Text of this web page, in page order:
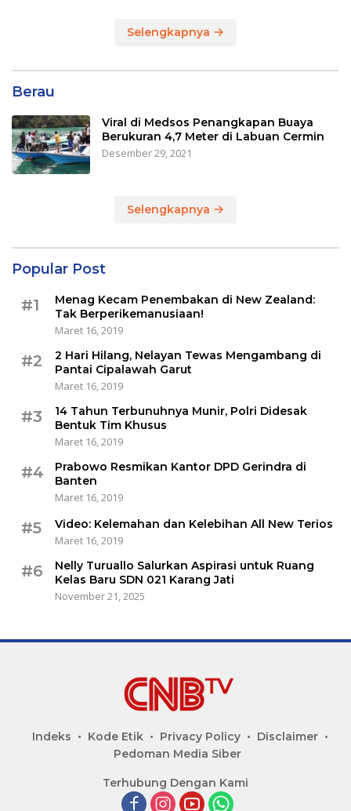
Selengkapnya
Berau
Viral di Medsos Penangkapan Buaya
Berukuran 4,7 Meter di Labuan Cermin
Desember 29, 2021
Selengkapnya
Popular Post
#1
Menag Kecam Penembakan di New Zealand:
Tak Berperikemanusiaan!
Maret 16, 2019
#2
2 Hari Hilang, Nelayan Tewas Mengambang di
Pantai Cipalawah Garut
Maret 16, 2019
#3
14 Tahun Terbunuhnya Munir, Polri Didesak
Bentuk Tim Khusus
Maret 16, 2019
#4
Prabowo Resmikan Kantor DPD Gerindra di
Banten
Maret 16, 2019
#5
Video: Kelemahan dan Kelebihan All New Terios
Maret 16, 2019
#6
Nelly Turuallo Salurkan Aspirasi untuk Ruang
Kelas Baru SDN 021 Karang Jati
November 21, 2025
Indeks Kode Etik Privacy Policy
Disclaimer
Pedoman Media Siber
Terhubung Dengan Kami